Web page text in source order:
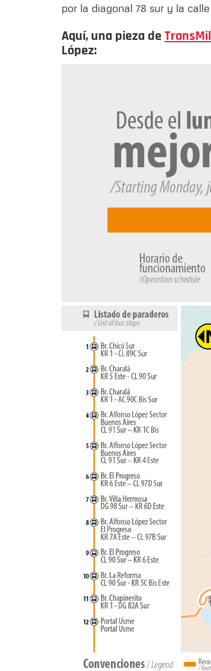
por la diagonal 78 sur y la
Aquí, una pieza de
López: